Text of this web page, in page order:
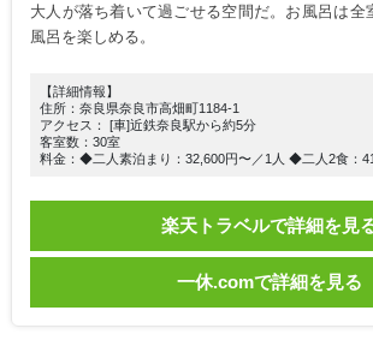
大人が落ち着いて過ごせる空間だ。お風呂は全
風呂を楽しめる。
【詳細情報】
住所：奈良県奈良市高畑町1184-1
アクセス： [車]近鉄奈良駅から約5分
客室数：30室
料金：◆二人素泊まり：32,600円〜／1人 ◆二人2食：
楽天トラベルで詳細を見
一休.comで詳細を見る